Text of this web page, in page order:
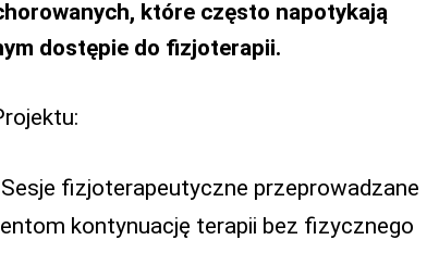
które często napotykają
dostępie do fizjoterapii.
fizjoterapeutyczne przeprowadzane
kontynuację terapii bez fizycznego